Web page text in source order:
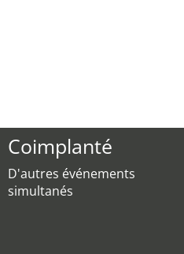
Coimplanté
D'autres événements
simultanés